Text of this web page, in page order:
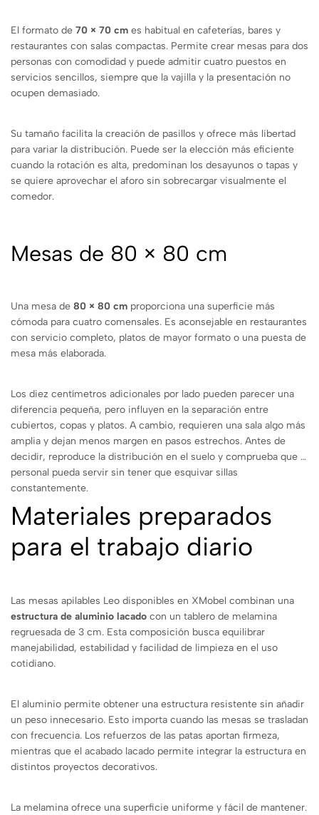
El formato de 70 × 70 cm es habitual en cafeterías, bares y
restaurantes con salas compactas. Permite crear mesas para dos
personas con comodidad y puede admitir cuatro puestos en
servicios sencillos, siempre que la vajilla y la presentación no
ocupen demasiado.
Su tamaño facilita la creación de pasillos y ofrece más libertad
para variar la distribución. Puede ser la elección más eficiente
cuando la rotación es alta, predominan los desayunos o tapas y
se quiere aprovechar el aforo sin sobrecargar visualmente el
comedor.
Mesas de 80 × 80 cm
Una mesa de 80 × 80 cm proporciona una superficie más
cómoda para cuatro comensales. Es aconsejable en restaurantes
con servicio completo, platos de mayor formato o una puesta de
mesa más elaborada.
Los diez centímetros adicionales por lado pueden parecer una
diferencia pequeña, pero influyen en la separación entre
cubiertos, copas y platos. A cambio, requieren una sala algo más
amplia y dejan menos margen en pasos estrechos. Antes de
decidir, reproduce la distribución en el suelo y comprueba que el
personal pueda servir sin tener que esquivar sillas
constantemente.
Materiales preparados
para el trabajo diario
Las mesas apilables Leo disponibles en XMobel combinan una
estructura de aluminio lacado con un tablero de melamina
regruesada de 3 cm. Esta composición busca equilibrar
manejabilidad, estabilidad y facilidad de limpieza en el uso
cotidiano.
El aluminio permite obtener una estructura resistente sin añadir
un peso innecesario. Esto importa cuando las mesas se trasladan
con frecuencia. Los refuerzos de las patas aportan firmeza,
mientras que el acabado lacado permite integrar la estructura en
distintos proyectos decorativos.
La melamina ofrece una superficie uniforme y fácil de mantener.